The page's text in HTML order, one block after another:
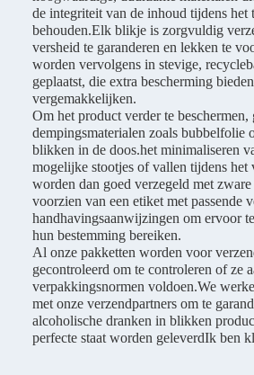
de integriteit van de inhoud tijdens het
behouden.Elk blikje is zorgvuldig
versheid te garanderen en lekken te
worden vervolgens in stevige,
geplaatst, die extra bescherming
vergemakkelijken.
Om het product verder te
dempingsmaterialen zoals bubbelfolie
blikken in de doos.het minimaliseren
mogelijke stootjes of vallen tijdens het
worden dan goed verzegeld met
voorzien van een etiket met passende
handhavingsaanwijzingen om ervoor
hun bestemming bereiken.
Al onze pakketten worden voor
gecontroleerd om te controleren of ze
verpakkingsnormen voldoen.We
met onze verzendpartners om te
alcoholische dranken in blikken
perfecte staat worden geleverdIk ben